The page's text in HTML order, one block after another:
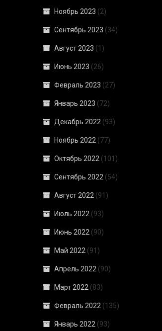
Ноябрь 2023 (2)
Сентябрь 2023 (34)
Август 2023 (1)
Июнь 2023 (26)
Февраль 2023 (27)
Январь 2023 (72)
Декабрь 2022 (93)
Ноябрь 2022 (77)
Октябрь 2022 (101)
Сентябрь 2022 (54)
Август 2022 (91)
Июль 2022 (93)
Июнь 2022 (90)
Май 2022 (91)
Апрель 2022 (90)
Март 2022 (83)
Февраль 2022 (135)
Январь 2022 (93)